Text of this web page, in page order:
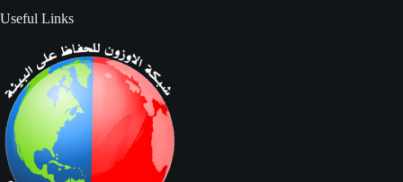
Useful Links